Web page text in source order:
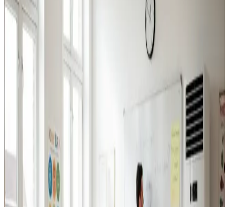
Industriventilation
Ventilation til fabrikker, haller og lagerbygninger i Vandel.
Professionel dimensionering.